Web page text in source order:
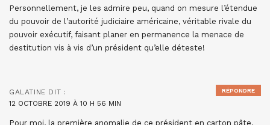
Personnellement, je les admire peu, quand on mesure l’étendue
du pouvoir de l’autorité judiciaire américaine, véritable rivale du
pouvoir exécutif, faisant planer en permanence la menace de
destitution vis à vis d’un président qu’elle déteste!
GALATINE DIT :
12 OCTOBRE 2019 À 10 H 56 MIN
Pour moi, la première anomalie de ce président en carton pâte,
RÉPONDRE